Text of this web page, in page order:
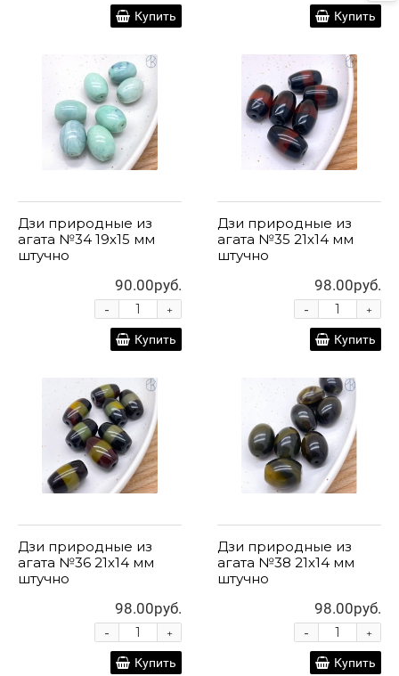
Купить Купить
Дзи природные из
агата №34 19х15 мм
штучно
90.00руб.
+
-
Купить
Дзи природные из
агата №35 21х14 мм
штучно
98.00руб.
+
-
Купить
Дзи природные из
агата №36 21х14 мм
штучно
98.00руб.
+
-
Купить
Дзи природные из
агата №38 21х14 мм
штучно
98.00руб.
+
-
Купить